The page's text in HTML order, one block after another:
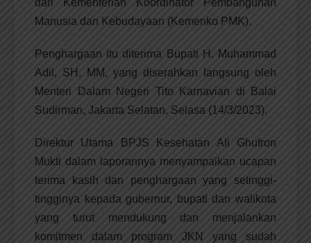
Manusia dan Kebudayaan (Kemenko PMK).
Penghargaan itu diterima Bupati H. Muhammad
Adil, SH, MM, yang diserahkan langsung oleh
Menteri Dalam Negeri Tito Karnavian di Balai
Sudirman, Jakarta Selatan, Selasa (14/3/2023).
Direktur Utama BPJS Kesehatan Ali Ghufron
Mukti dalam laporannya menyampaikan ucapan
terima kasih dan penghargaan yang setinggi-
tingginya kepada gubernur, bupati dan walikota
yang turut mendukung dan menjalankan
komitmen dalam program JKN yang sudah